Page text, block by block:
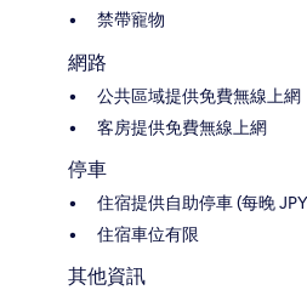
禁帶寵物
網路
公共區域提供免費無線上網
客房提供免費無線上網
停車
住宿提供自助停車 (每晚
住宿車位有限
其他資訊